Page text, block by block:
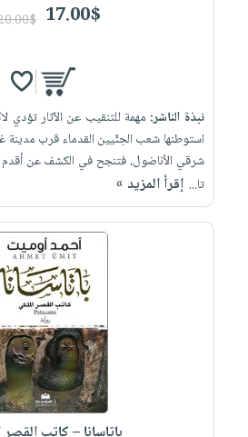
17.00$
نبذة الناشر: مهمة للتنقيب عن الآثار تؤدي
استوطنها شعب الحِثّيين القدماء قرب مدينة
شرقي الأناضول، فتنجح في الكشف عن أقدم
تا... إقرأ المزيد »